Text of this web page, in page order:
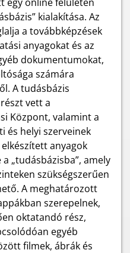
kialakítása. Az
a továbbképzések
anyagokat és az
dokumentumokat,
számára
A tudásbázis
vett a
Központ, valamint a
és helyi szerveinek
anyagok
„tudásbázisba”, amely
szükségszerűen
A meghatározott
szerepelnek,
oktatandó rész,
egyéb
filmek, ábrák és